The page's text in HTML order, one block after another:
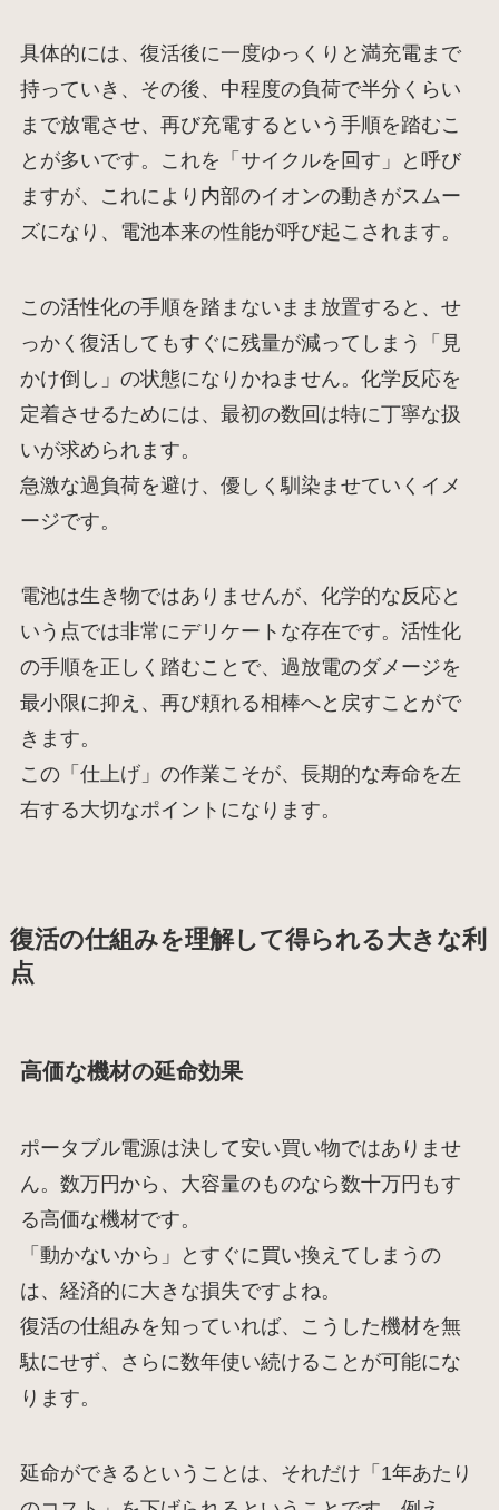
具体的には、復活後に一度ゆっくりと満充電まで
持っていき、その後、中程度の負荷で半分くらい
まで放電させ、再び充電するという手順を踏むこ
とが多いです。これを「サイクルを回す」と呼び
ますが、これにより内部のイオンの動きがスムー
ズになり、電池本来の性能が呼び起こされます。
この活性化の手順を踏まないまま放置すると、せ
っかく復活してもすぐに残量が減ってしまう「見
かけ倒し」の状態になりかねません。化学反応を
定着させるためには、最初の数回は特に丁寧な扱
いが求められます。
急激な過負荷を避け、優しく馴染ませていくイメ
ージです。
電池は生き物ではありませんが、化学的な反応と
いう点では非常にデリケートな存在です。活性化
の手順を正しく踏むことで、過放電のダメージを
最小限に抑え、再び頼れる相棒へと戻すことがで
きます。
この「仕上げ」の作業こそが、長期的な寿命を左
右する大切なポイントになります。
復活の仕組みを理解して得られる大きな利
点
高価な機材の延命効果
ポータブル電源は決して安い買い物ではありませ
ん。数万円から、大容量のものなら数十万円もす
る高価な機材です。
「動かないから」とすぐに買い換えてしまうの
は、経済的に大きな損失ですよね。
復活の仕組みを知っていれば、こうした機材を無
駄にせず、さらに数年使い続けることが可能にな
ります。
延命ができるということは、それだけ「1年あたり